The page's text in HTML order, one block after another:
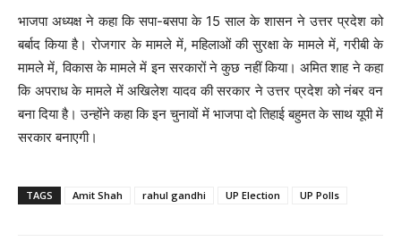
भाजपा अध्यक्ष ने कहा कि सपा-बसपा के 15 साल के शासन ने उत्तर प्रदेश को
बर्बाद किया है। रोजगार के मामले में, महिलाओं की सुरक्षा के मामले में, गरीबी के
मामले में, विकास के मामले में इन सरकारों ने कुछ नहीं किया। अमित शाह ने कहा
कि अपराध के मामले में अखिलेश यादव की सरकार ने उत्तर प्रदेश को नंबर वन
बना दिया है। उन्होंने कहा कि इन चुनावों में भाजपा दो तिहाई बहुमत के साथ यूपी में
सरकार बनाएगी।
TAGS Amit Shah rahul gandhi UP Election UP Polls